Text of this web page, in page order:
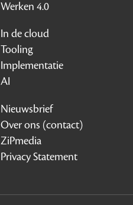
Werken 4.0
In de cloud
Tooling
Implementatie
AI
Nieuwsbrief
Over ons (contact)
ZiPmedia
Privacy Statement